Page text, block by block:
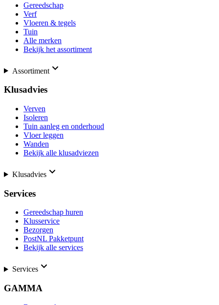
Gereedschap
Verf
Vloeren & tegels
Tuin
Alle merken
Bekijk het assortiment
Assortiment
Klusadvies
Verven
Isoleren
Tuin aanleg en onderhoud
Vloer leggen
Wanden
Bekijk alle klusadviezen
Klusadvies
Services
Gereedschap huren
Klusservice
Bezorgen
PostNL Pakketpunt
Bekijk alle services
Services
GAMMA